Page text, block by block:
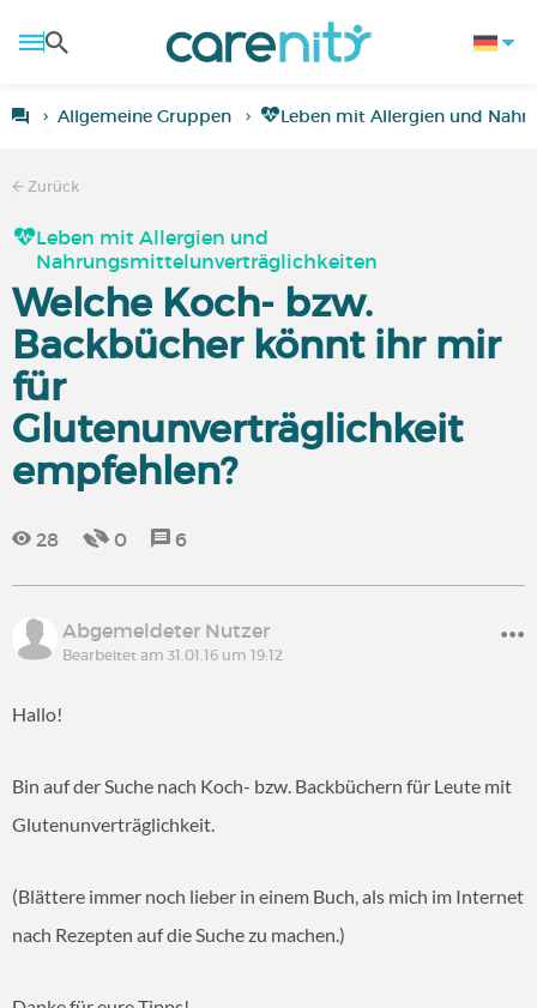
Allgemeine Gruppen Leben mit Allergien und
Zurück
Leben mit Allergien und
Nahrungsmittelunverträglichkeiten
Welche Koch- bzw.
Backbücher könnt ihr mir
für
Glutenunverträglichkeit
empfehlen?
28 0 6
Abgemeldeter Nutzer
Bearbeitet am 31.01.16 um 19:12
Hallo!
Bin auf der Suche nach Koch- bzw. Backbüchern für Leute mit
Glutenunverträglichkeit.
(Blättere immer noch lieber in einem Buch, als mich im Internet
nach Rezepten auf die Suche zu machen.)